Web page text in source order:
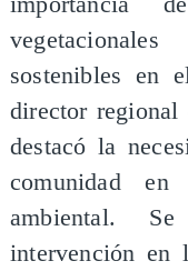
sostenibles en
director regional
destacó la
comunidad
ambiental.
intervención en